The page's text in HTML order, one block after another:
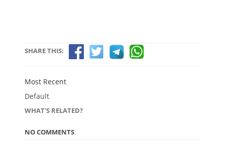
SHARE THIS:
Most Recent
Default
WHAT'S RELATED?
NO COMMENTS